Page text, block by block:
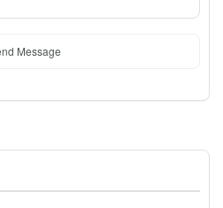
Message